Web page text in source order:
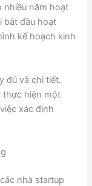
nhiều năm hoạt
bắt đầu hoạt
kế hoạch kinh
đủ và chi tiết.
thực hiện một
xác định
nhà startup